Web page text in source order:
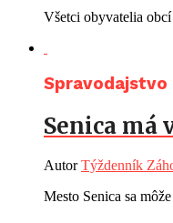
Všetci obyvatelia
Spravodajstvo
Senica má
AutorTýždenník
Mesto Senica sa